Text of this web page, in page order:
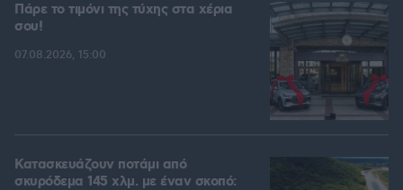
Πάρε το τιμόνι της τύχης στα χέρια
σου!
07.08.2026, 15:00
Κατασκευάζουν ποτάμι από
σκυρόδεμα 145 χλμ. με έναν σκοπό: